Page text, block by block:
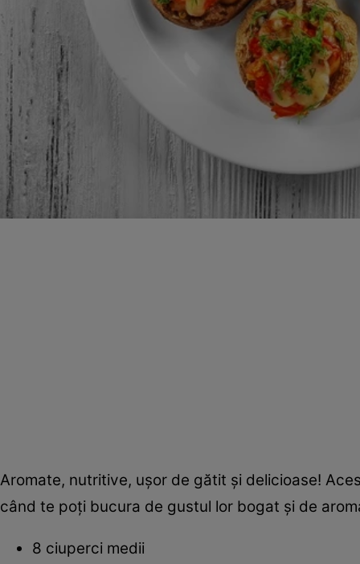
Aromate, nutritive, uşor de gătit şi delicioase!
când te poţi bucura de gustul lor bogat şi de
8 ciuperci medii